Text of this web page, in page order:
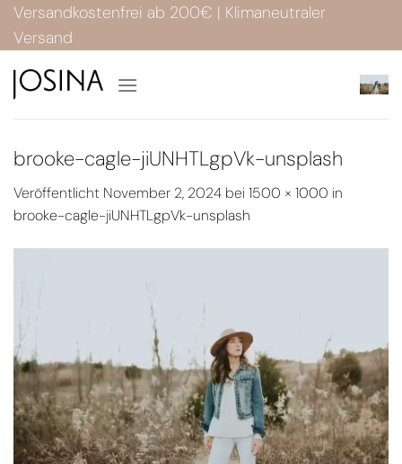
Zum
Inhalt
springen
Versandkostenfrei ab 200€ | Klimaneutraler
Versand
brooke-cagle-jiUNHTLgpVk-unsplash
Veröffentlicht November 2, 2024 bei 1500 × 1000 in
brooke-cagle-jiUNHTLgpVk-unsplash